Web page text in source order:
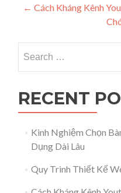
Post
← Cách Kháng Kênh
RECENT
Kinh Nghiệm Chọn
Dụng Dài Lâu
Quy Trình Thiết Kế